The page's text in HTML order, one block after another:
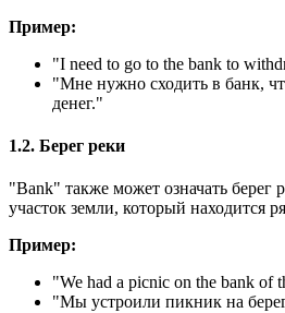
Пример:
"I need to go to the bank to
"Мне нужно сходить в банк,
денег."
1.2. Берег реки
"Bank" также может означать берег
участок земли, который находится
Пример:
"We had a picnic on the bank of
"Мы устроили пикник на